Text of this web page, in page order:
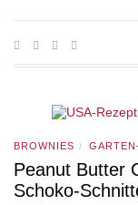
BROWNIES /
Peanut Butter
Schoko-